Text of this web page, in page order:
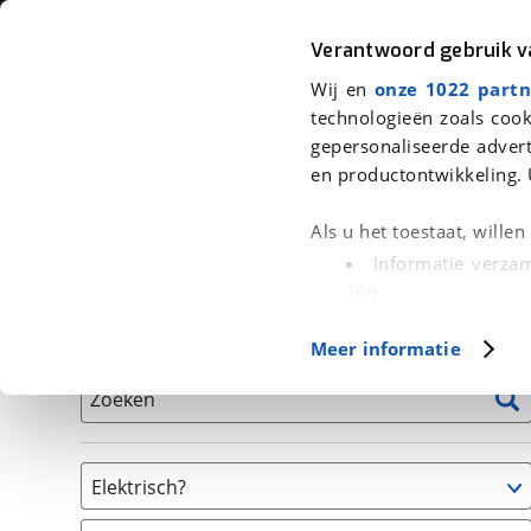
Verantwoord gebruik
Wij en onze 1022
technologieën zoals
gepersonaliseerde
en productontwikkeling.
Als u het toestaat, willen
Informatie
(fingerprinting)
in. U
Cookieverklaring.
Met cookies en
Functionele cookies
Meer informatie
Auto Fiets Motor
We hebben 0 fietsen voor je
Zoeken
Elektrisch?
Niet elektrisch (0)